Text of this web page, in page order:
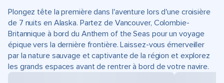
Plongez tête la première dans l'aventure lors d'une croisière
de 7 nuits en Alaska. Partez de Vancouver, Colombie-
Britannique à bord du Anthem of the Seas pour un voyage
épique vers la dernière frontière. Laissez-vous émerveiller
par la nature sauvage et captivante de la région et explorez
les grands espaces avant de rentrer à bord de votre navire.